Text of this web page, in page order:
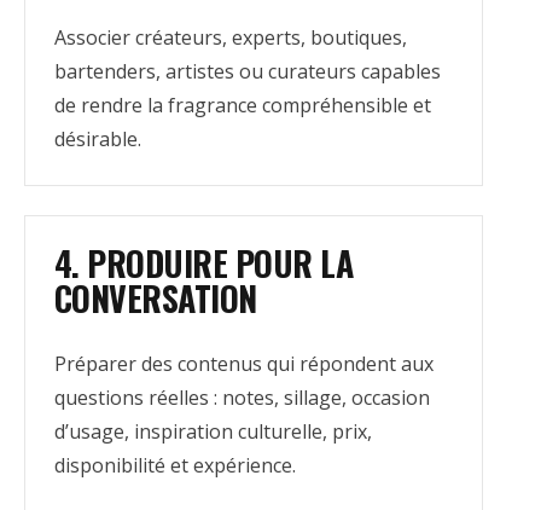
Associer créateurs, experts, boutiques,
bartenders, artistes ou curateurs capables
de rendre la fragrance compréhensible et
désirable.
4. PRODUIRE POUR LA
CONVERSATION
Préparer des contenus qui répondent aux
questions réelles : notes, sillage, occasion
d’usage, inspiration culturelle, prix,
disponibilité et expérience.